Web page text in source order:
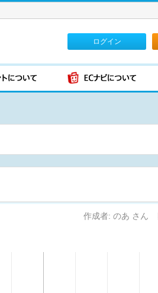
ログイン
作成者: のあ さん